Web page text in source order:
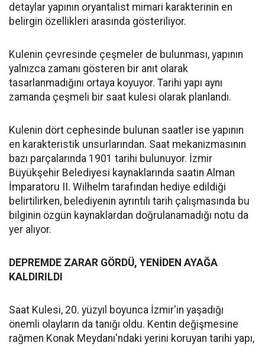
detaylar yapının oryantalist mimari karakterinin en
belirgin özellikleri arasında gösteriliyor.
Kulenin çevresinde çeşmeler de bulunması, yapının
yalnızca zamanı gösteren bir anıt olarak
tasarlanmadığını ortaya koyuyor. Tarihi yapı aynı
zamanda çeşmeli bir saat kulesi olarak planlandı.
Kulenin dört cephesinde bulunan saatler ise yapının
en karakteristik unsurlarından. Saat mekanizmasının
bazı parçalarında 1901 tarihi bulunuyor. İzmir
Büyükşehir Belediyesi kaynaklarında saatin Alman
İmparatoru II. Wilhelm tarafından hediye edildiği
belirtilirken, belediyenin ayrıntılı tarih çalışmasında bu
bilginin özgün kaynaklardan doğrulanamadığı notu da
yer alıyor.
DEPREMDE ZARAR GÖRDÜ, YENİDEN AYAĞA
KALDIRILDI
Saat Kulesi, 20. yüzyıl boyunca İzmir'in yaşadığı
önemli olayların da tanığı oldu. Kentin değişmesine
rağmen Konak Meydanı'ndaki yerini koruyan tarihi yapı,